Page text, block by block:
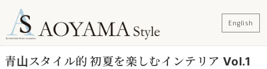
English
青山スタイル的 初夏を楽しむインテリア Vol.1